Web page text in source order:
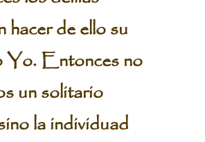
hacer de ello su
Yo. Entonces no
un solitario
la individuad